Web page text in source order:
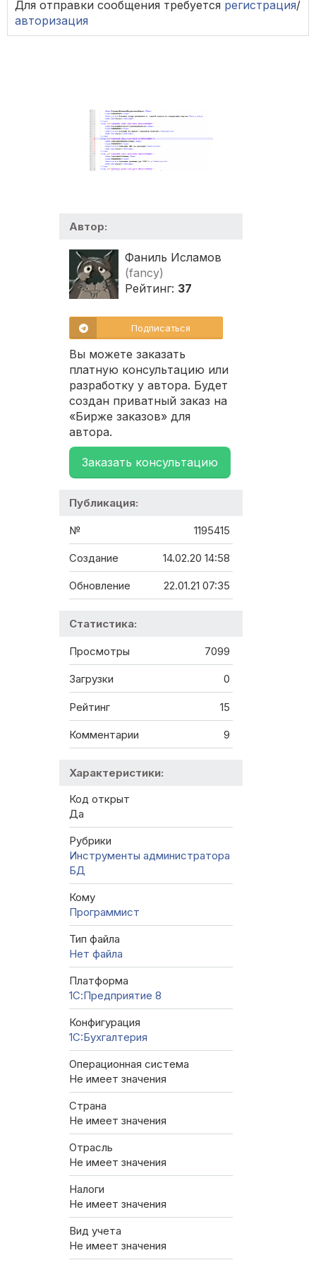
Для отправки сообщения требуется регистрация/
авторизация
Автор:
Фаниль Исламов
(fancy)
Рейтинг: 37
Подписаться
Вы можете заказать
платную консультацию или
разработку у автора. Будет
создан приватный заказ на
«Бирже заказов» для
автора.
Заказать консультацию
Публикация:
№ 1195415
Создание 14.02.20 14:58
Обновление 22.01.21 07:35
Статистика:
Просмотры 7099
Загрузки 0
Рейтинг 15
Комментарии 9
Характеристики:
Код открыт
Да
Рубрики
Инструменты администратора
БД
Кому
Программист
Тип файла
Нет файла
Платформа
1С:Предприятие 8
Конфигурация
1C:Бухгалтерия
Операционная система
Не имеет значения
Страна
Не имеет значения
Отрасль
Не имеет значения
Налоги
Не имеет значения
Вид учета
Не имеет значения